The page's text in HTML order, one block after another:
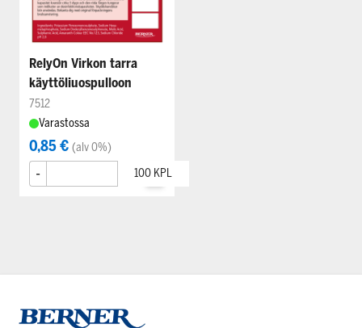
RelyOn Virkon tarra
käyttöliuospulloon
7512
Varastossa
0,85 € (alv 0%)
-